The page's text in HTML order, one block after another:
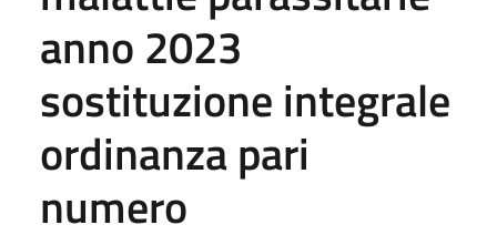
anno 2023
sostituzione integrale
ordinanza pari
numero